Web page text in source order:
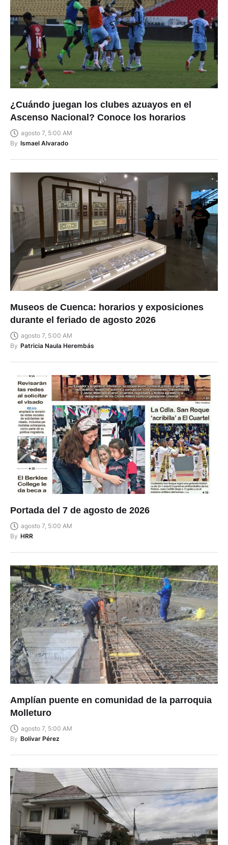
¿Cuándo juegan los clubes azuayos en el
Ascenso Nacional? Conoce los horarios
agosto 7, 5:00 AM
By Ismael Alvarado
Museos de Cuenca: horarios y exposiciones
durante el feriado de agosto 2026
agosto 7, 5:00 AM
By Patricia Naula Herembás
Portada del 7 de agosto de 2026
agosto 7, 5:00 AM
By HRR
Amplían puente en comunidad de la parroquia
Molleturo
agosto 7, 5:00 AM
By Bolívar Pérez